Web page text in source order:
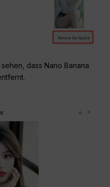
dass Nano Banana